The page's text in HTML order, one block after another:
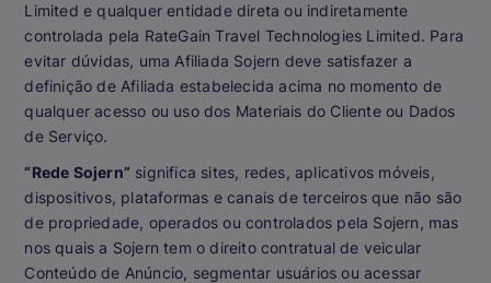
Limited e qualquer entidade direta ou indiretamente
controlada pela RateGain Travel Technologies Limited. Para
evitar dúvidas, uma Afiliada Sojern deve satisfazer a
definição de Afiliada estabelecida acima no momento de
qualquer acesso ou uso dos Materiais do Cliente ou Dados
de Serviço.
“Rede Sojern” significa sites, redes, aplicativos móveis,
dispositivos, plataformas e canais de terceiros que não são
de propriedade, operados ou controlados pela Sojern, mas
nos quais a Sojern tem o direito contratual de veicular
Conteúdo de Anúncio, segmentar usuários ou acessar